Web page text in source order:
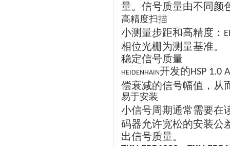
量。信号质量由不同颜
高精度扫描
小测量步距和高精度：
相位光栅为测量基准。
稳定信号质量
HEIDENHAIN开发的HSP 1.0
偿衰减的信号幅值，从
易于安装
小信号周期通常需要在
码器允许宽松的安装公
出信号质量。